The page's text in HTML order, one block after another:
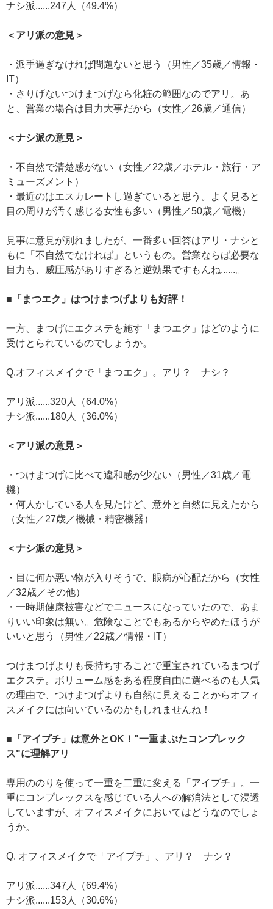
ナシ派......247人（49.4%）
＜アリ派の意見＞
・派手過ぎなければ問題ないと思う（男性／35歳／情報・
IT）
・さりげないつけまつげなら化粧の範囲なのでアリ。あ
と、営業の場合は目力大事だから（女性／26歳／通信）
＜ナシ派の意見＞
・不自然で清楚感がない（女性／22歳／ホテル・旅行・ア
ミューズメント）
・最近のはエスカレートし過ぎていると思う。よく見ると
目の周りが汚く感じる女性も多い（男性／50歳／電機）
見事に意見が別れましたが、一番多い回答はアリ・ナシと
もに「不自然でなければ」というもの。営業ならば必要な
目力も、威圧感がありすぎると逆効果ですもんね......。
■「まつエク」はつけまつげよりも好評！
一方、まつげにエクステを施す「まつエク」はどのように
受けとられているのでしょうか。
Q.オフィスメイクで「まつエク」。アリ？ ナシ？
アリ派......320人（64.0%）
ナシ派......180人（36.0%）
＜アリ派の意見＞
・つけまつげに比べて違和感が少ない（男性／31歳／電
機）
・何人かしている人を見たけど、意外と自然に見えたから
（女性／27歳／機械・精密機器）
＜ナシ派の意見＞
・目に何か悪い物が入りそうで、眼病が心配だから（女性
／32歳／その他）
・一時期健康被害などでニュースになっていたので、あま
りいい印象は無い。危険なことでもあるからやめたほうが
いいと思う（男性／22歳／情報・IT）
つけまつげよりも長持ちすることで重宝されているまつげ
エクステ。ボリューム感をある程度自由に選べるのも人気
の理由で、つけまつげよりも自然に見えることからオフィ
スメイクには向いているのかもしれませんね！
■「アイプチ」は意外とOK！"一重まぶたコンプレック
ス"に理解アリ
専用ののりを使って一重を二重に変える「アイプチ」。一
重にコンプレックスを感じている人への解消法として浸透
していますが、オフィスメイクにおいてはどうなのでしょ
うか。
Q. オフィスメイクで「アイプチ」、アリ？ ナシ？
アリ派......347人（69.4%）
ナシ派......153人（30.6%）